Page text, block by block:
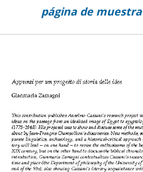
página de muestra